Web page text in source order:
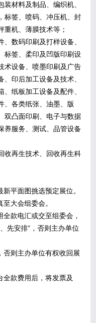
材料及制品、编织机、
标签、喷码、冲压机、封
重机、薄膜技术等；
数码印刷及打样设备、
标签、柔印及凹版印刷设
术设备、喷墨印刷及广告
印后加工设备及技术、
纸板加工设备及配件、
、各类纸张、油墨、版
双凸面印刷、电子与数据
养服务、测试、品管设备
收再生技术、回收再生科
平面图挑选预定展位。
大会组委会。
款电汇或交至组委会，
先安排”，否则主办单位
否则主办单位有权收回展
款费用后，将发票及